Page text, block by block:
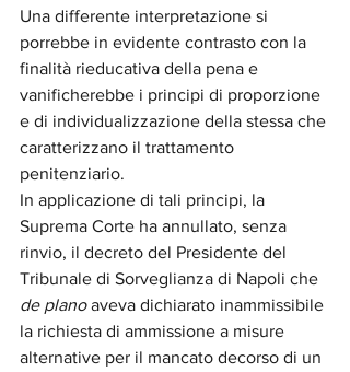
Una differente interpretazione si
porrebbe in evidente contrasto con la
finalità rieducativa della pena e
vanificherebbe i principi di proporzione
e di individualizzazione della stessa che
caratterizzano il trattamento
penitenziario.
In applicazione di tali principi, la
Suprema Corte ha annullato, senza
rinvio, il decreto del Presidente del
Tribunale di Sorveglianza di Napoli che
de plano aveva dichiarato inammissibile
la richiesta di ammissione a misure
alternative per il mancato decorso di un